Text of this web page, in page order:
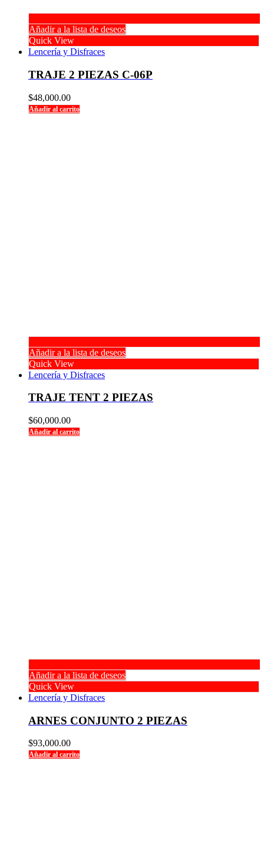
Añadir a la lista de deseos
Quick View
Lencería y Disfraces
TRAJE 2 PIEZAS C-06P
$48,000.00
Añadir al carrito
Añadir a la lista de deseos
Quick View
Lencería y Disfraces
TRAJE TENT 2 PIEZAS
$60,000.00
Añadir al carrito
Añadir a la lista de deseos
Quick View
Lencería y Disfraces
ARNES CONJUNTO 2 PIEZAS
$93,000.00
Añadir al carrito